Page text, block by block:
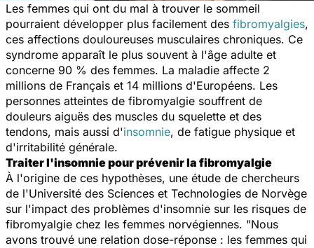
Les femmes qui ont du mal à trouver le sommeil
pourraient développer plus facilement des fibromyalgies,
ces affections douloureuses musculaires chroniques. Ce
syndrome apparaît le plus souvent à l'âge adulte et
concerne 90 % des femmes. La maladie affecte 2
millions de Français et 14 millions d'Européens. Les
personnes atteintes de fibromyalgie souffrent de
douleurs aiguës des muscles du squelette et des
tendons, mais aussi d'insomnie, de fatigue physique et
d'irritabilité générale.
Traiter l'insomnie pour prévenir la fibromyalgie
À l'origine de ces hypothèses, une étude de chercheurs
de l'Université des Sciences et Technologies de Norvège
sur l'impact des problèmes d'insomnie sur les risques de
fibromyalgie chez les femmes norvégiennes. "Nous
avons trouvé une relation dose-réponse : les femmes qui